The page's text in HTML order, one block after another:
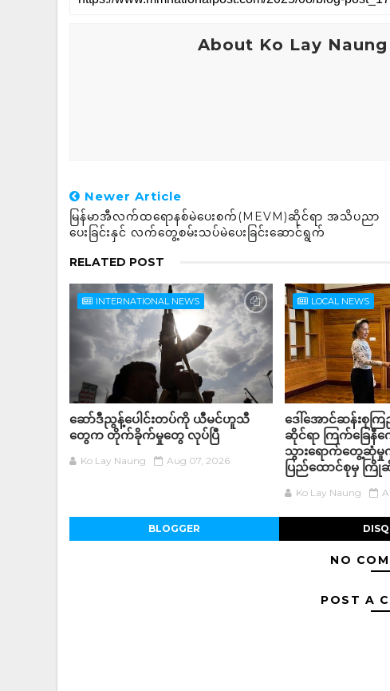
About Ko Lay Naung
Newer Article
မြန်မာအီလက်ထရောနစ်မဲပေးစက်(MEVM)ဆိုင်ရာ အသိပညာ
ပေးခြင်းနှင် လက်တွေ့စမ်းသပ်မဲပေးခြင်းဆောင်ရွက်
RELATED POST
INTERNATIONAL NEWS
ဆော်ဒီညွန့်ပေါင်းတပ်ကို ယီမင်ဟူသီ
တွေက တိုက်ခိုက်မှုတွေ လုပ်ပြီ
Ko Lay Naung Aug 07, 2026
LOCAL NEWS
ဒေါ်အောင်ဆန်းစု
ဆိုင်ရာ ကြက်ခြေနီ
သွားရောက်တွေ့ဆုံ
ပြည်ထောင်စုမှ ကြို
Ko Lay Naung
BLOGGER
NO
POST A